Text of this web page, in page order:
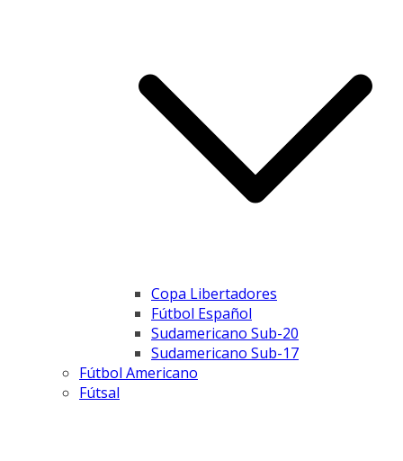
Copa Libertadores
Fútbol Español
Sudamericano Sub-20
Sudamericano Sub-17
Fútbol Americano
Fútsal